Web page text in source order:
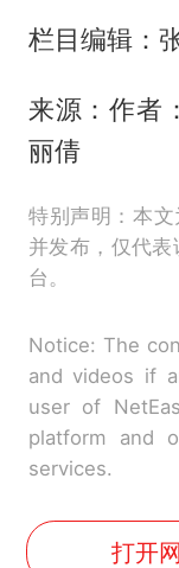
栏目编辑：
来源：作者
丽倩
特别声明：本
并发布，仅代
台。
Notice: The
and videos if
user of
platform and
services.
打开